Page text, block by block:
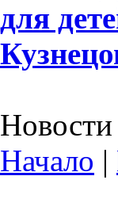
для
Начало |